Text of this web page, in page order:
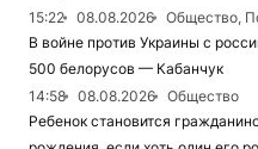
15:22
08.08.2026
Общество,
В войне против Украины с
500 белорусов — Кабанчук
14:58
08.08.2026
Общество
Ребенок становится